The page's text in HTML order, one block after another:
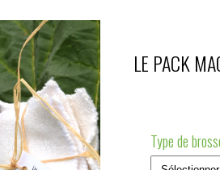
LE PACK
Type de